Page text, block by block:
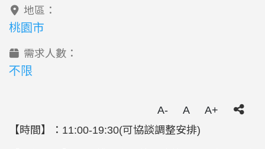
地區：
桃園市
需求人數：
不限
A- A
A+
【時間】：11:00-19:30(可協談調整安排)